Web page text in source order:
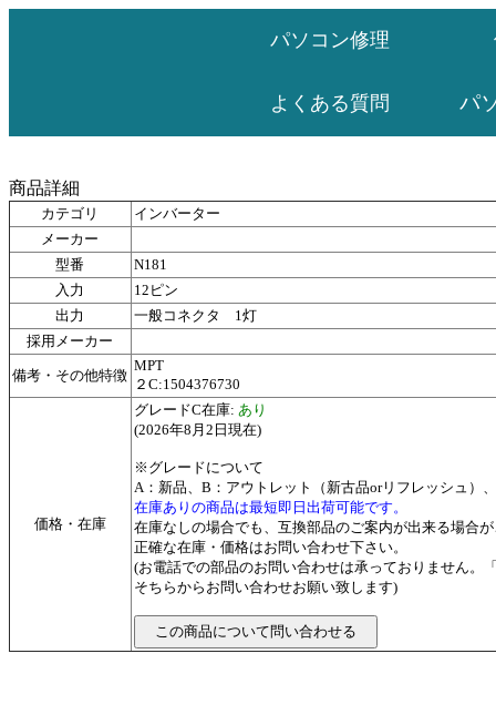
パソコン修理
よくある質問 パ
商品詳細
カテゴリ
インバーター
メーカー
型番
N181
入力
12ピン
出力
一般コネクタ 1灯
採用メーカー
備考・その他特徴
MPT
２C:1504376730
価格・在庫
グレードC在庫: あり
(2026年8月2日現在)
※グレードについて
A：新品、B：アウトレット（新古品orリフレッシュ）
在庫ありの商品は最短即日出荷可能です。
在庫なしの場合でも、互換部品のご案内が出来る場合
正確な在庫・価格はお問い合わせ下さい。
(お電話での部品のお問い合わせは承っておりません。
そちらからお問い合わせお願い致します)